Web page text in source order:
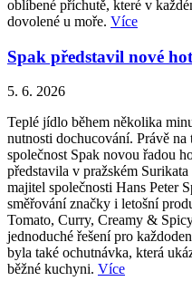
oblíbené příchutě, které v
dovolené u moře. Více
Spak představil nové
5. 6. 2026
Teplé jídlo během několika
nutnosti dochucování. Právě
společnost Spak novou řadou
představila v pražském
majitel společnosti Hans Peter
směřování značky i letošní
Tomato, Curry, Creamy &
jednoduché řešení pro
byla také ochutnávka, která
běžné kuchyni. Více